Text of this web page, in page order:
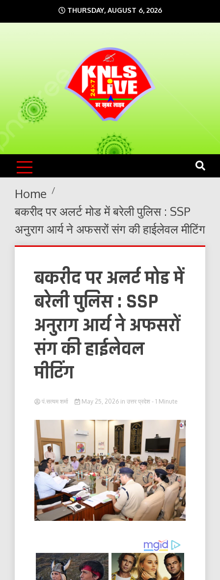
to
THURSDAY, AUGUST 6, 2026
KNLS LIVE
India`s No.1 News Portal
Home
बकरीद पर अलर्ट मोड में बरेली पुलिस : SSP
अनुराग आर्य ने अफसरों संग की हाईलेवल मीटिंग
बकरीद पर अलर्ट मोड में
बरेली पुलिस : SSP
अनुराग आर्य ने अफसरों
संग की हाईलेवल
मीटिंग
पं.सत्यम शर्मा May 25, 2026 in उत्तर प्रदेश - 1 Minute